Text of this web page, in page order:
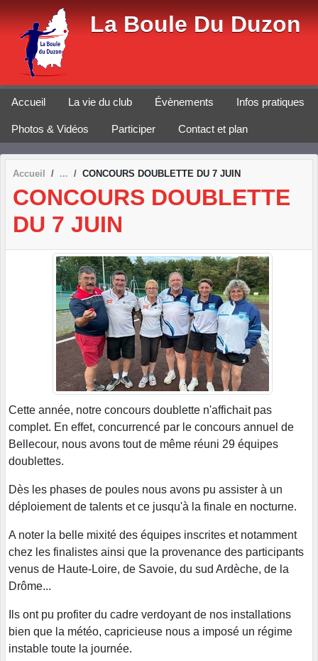
La Boule Du Duzon
Accueil La vie du club Évènements Infos pratiques
Photos & Vidéos Participer Contact et plan
Accueil CONCOURS DOUBLETTE DU 7 JUIN
CONCOURS DOUBLETTE
DU 7 JUIN
Cette année, notre concours doublette n'affichait pas
complet. En effet, concurrencé par le concours annuel de
Bellecour, nous avons tout de même réuni 29 équipes
doublettes.
Dès les phases de poules nous avons pu assister à un
déploiement de talents et ce jusqu'à la finale en nocturne.
A noter la belle mixité des équipes inscrites et notamment
chez les finalistes ainsi que la provenance des participants
venus de Haute-Loire, de Savoie, du sud Ardèche, de la
Drôme...
Ils ont pu profiter du cadre verdoyant de nos installations
bien que la météo, capricieuse nous a imposé un régime
instable toute la journée.
Panneau de gestion des cookies